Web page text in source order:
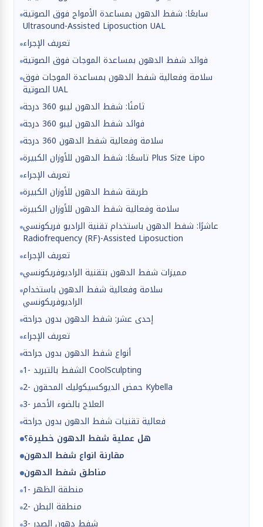
سابعًا: شفط الدهون بمساعدة الأمواج فوق الصوتية
Ultrasound-Assisted Liposuction UAL
تعريف الإجراء
فوائد شفط الدهون بمساعدة الموجات فوق الصوتية
سلامة وفعالية شفط الدهون بمساعدة الموجات فوق
الصوتية UAL
ثامنًا: شفط الدهون ليبو 360 درجة
فوائد شفط الدهون ليبو 360 درجة
سلامة وفعالية شفط الدهون 360 درجة
تاسعًا: شفط الدهون للأوزان الكبيرة Plus Size Lipo
تعريف الإجراء
طريقة شفط الدهون للأوزان الكبيرة
سلامة وفعالية شفط الدهون للأوزان الكبيرة
عاشرًا: شفط الدهون باستخدام تقنية الراديو فريكونسي
Radiofrequency (RF)-Assisted Liposuction
تعريف الإجراء
مميزات شفط الدهون بتقنية الراديوفريكونسي
سلامة وفعالية شفط الدهون باستخدام
الراديوفريكونسي
إحدى عشر: شفط الدهون بدون جراحة
تعريف الإجراء
أنواع شفط الدهون بدون جراحة
1- الشفط بالتبريد CoolSculpting
2- حمض الديوكسيكوليك المحقون Kybella
3- العلاج بالضوء الأحمر
فعالية تقنيات شفط الدهون بدون جراحة
هل عملية شفط الدهون خطيرة؟
مقارنة انواع شفط الدهون
مناطق شفط الدهون
1- منطقة الظهر
2- منطقة البطن
3- شفط دهون الصدر